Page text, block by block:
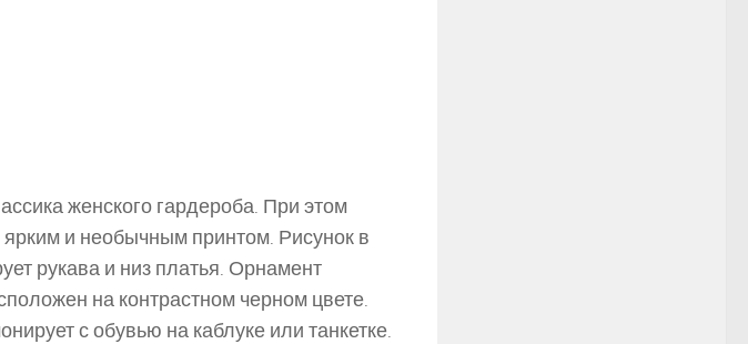
женского гардероба. При этом
и необычным принтом. Рисунок в
рукава и низ платья. Орнамент
на контрастном черном цвете.
с обувью на каблуке или танкетке.